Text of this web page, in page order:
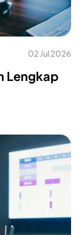
02 Jul 2026
Lengkap